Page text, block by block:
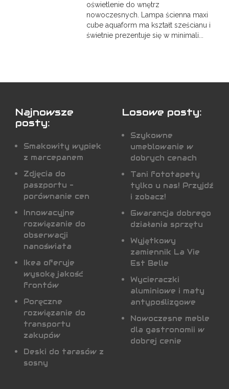
oświetlenie do wnętrz
nowoczesnych. Lampa ścienna maxi
cube aquaform ma kształt sześcianu i
świetnie prezentuje się w minimali...
Najnowsze
posty:
Smakowity wypiek
z marcepanem
Zdjęcia do
paszportu -
porównanie cen
Innowacyjne
rozwiązanie do
obserwacji
nanoświata
Ikea oferuje
wysoką jakość
frontów
Poręczne
rozwiązanie do
transportu
zakupów
Deski do tarasów z
sosny
Losowe posty:
Szykowne
umeblowanie w
dobrych cenach
Tani fototapety
tylko u nas! Przyjdź
i zobacz!
Gwarancja dobrego
działania sprzętu
Wyjątkowy
zamiennik La Vie
Est Belle
Wycieraczki
aluminiowe i maty
antypoślizgowe
Nowoczesne meble
dla gastronomii w
dobrej cenie